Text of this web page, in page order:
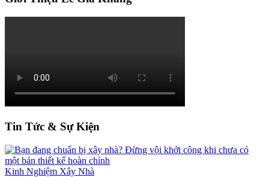
Tin Tức & Sự Kiện
Kinh Nghiệm Xây Nhà